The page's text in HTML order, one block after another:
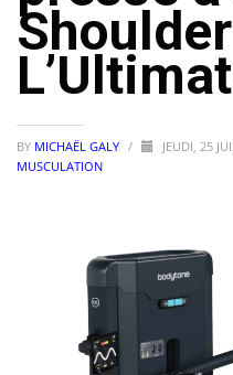
BY MICHAËL GALY / JEUDI, 25
MUSCULATION